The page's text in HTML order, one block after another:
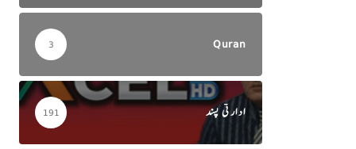
Quran
3
ادارتی پسند 191